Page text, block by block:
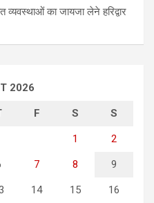
व्यवस्थाओं का जायजा लेने हरिद्वार
2026
F S S
1 2
7 8 9
14 15 16